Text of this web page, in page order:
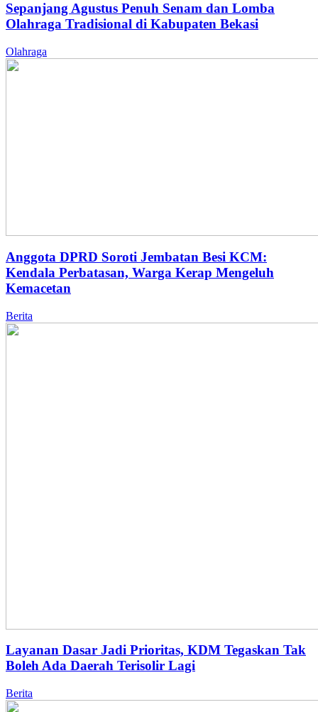
Sepanjang Agustus Penuh Senam dan Lomba
Olahraga Tradisional di Kabupaten Bekasi
Olahraga
Anggota DPRD Soroti Jembatan Besi KCM:
Kendala Perbatasan, Warga Kerap Mengeluh
Kemacetan
Berita
Layanan Dasar Jadi Prioritas, KDM Tegaskan Tak
Boleh Ada Daerah Terisolir Lagi
Berita